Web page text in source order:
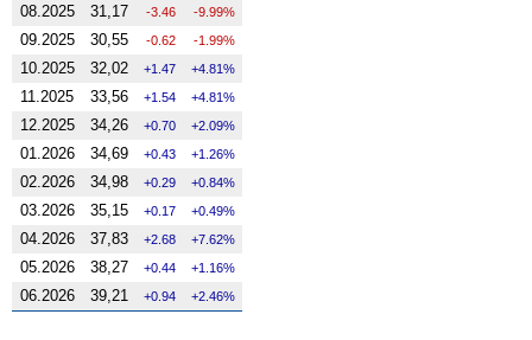
08.2025 31,17 -3.46 -9.99%
09.2025 30,55 -0.62 -1.99%
10.2025 32,02 1.47 4.81%
11.2025 33,56 1.54 4.81%
12.2025 34,26 0.70 2.09%
01.2026 34,69 0.43 1.26%
02.2026 34,98 0.29 0.84%
03.2026 35,15 0.17 0.49%
04.2026 37,83 2.68 7.62%
05.2026 38,27 0.44 1.16%
06.2026 39,21 0.94 2.46%